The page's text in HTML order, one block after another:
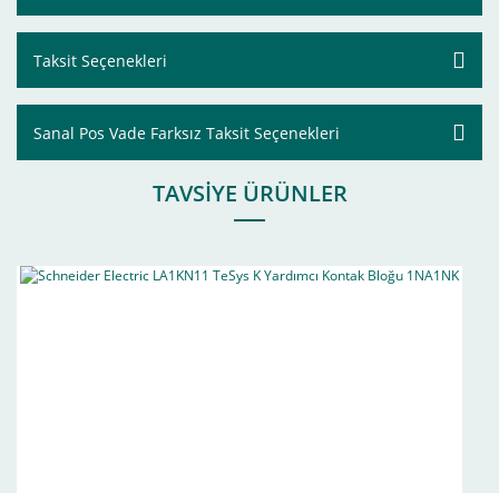
Taksit Seçenekleri
Sanal Pos Vade Farksız Taksit Seçenekleri
TAVSİYE ÜRÜNLER